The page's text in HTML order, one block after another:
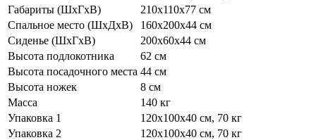
Габариты (ШхГхВ)
210х110х77 см
Спальное место (ШхДхВ)
160х200х44 см
Сиденье (ШхГхВ)
200х60х44 см
Высота подлокотника
62 см
Высота посадочного места 44 см
Высота ножек
8 см
Масса
140 кг
Упаковка 1
120х100х40 см, 70 кг
Упаковка 2
120х100х40 см, 70 кг